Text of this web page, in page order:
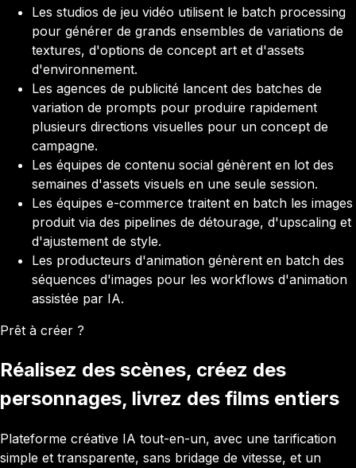
Les studios de jeu vidéo utilisent le batch processing
pour générer de grands ensembles de variations de
textures, d'options de concept art et d'assets
d'environnement.
Les agences de publicité lancent des batches de
variation de prompts pour produire rapidement
plusieurs directions visuelles pour un concept de
campagne.
Les équipes de contenu social génèrent en lot des
semaines d'assets visuels en une seule session.
Les équipes e-commerce traitent en batch les images
produit via des pipelines de détourage, d'upscaling et
d'ajustement de style.
Les producteurs d'animation génèrent en batch des
séquences d'images pour les workflows d'animation
assistée par IA.
Prêt à créer ?
Réalisez des scènes, créez des
personnages, livrez des films entiers
Plateforme créative IA tout-en-un, avec une tarification
simple et transparente, sans bridage de vitesse, et un